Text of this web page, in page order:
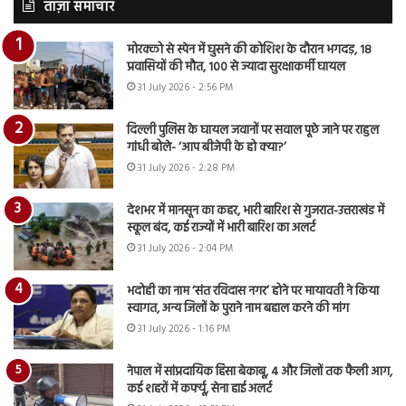
ताज़ा समाचार
मोरक्को से स्पेन में घुसने की कोशिश के दौरान भगदड़, 18
प्रवासियों की मौत, 100 से ज्यादा सुरक्षाकर्मी घायल
31 July 2026 - 2:56 PM
दिल्ली पुलिस के घायल जवानों पर सवाल पूछे जाने पर राहुल
गांधी बोले- ‘आप बीजेपी के हो क्या?’
31 July 2026 - 2:28 PM
देशभर में मानसून का कहर, भारी बारिश से गुजरात-उत्तराखंड में
स्कूल बंद, कई राज्यों में भारी बारिश का अलर्ट
31 July 2026 - 2:04 PM
भदोही का नाम ‘संत रविदास नगर’ होने पर मायावती ने किया
स्वागत, अन्य जिलों के पुराने नाम बहाल करने की मांग
31 July 2026 - 1:16 PM
नेपाल में सांप्रदायिक हिंसा बेकाबू, 4 और जिलों तक फैली आग,
कई शहरों में कर्फ्यू, सेना हाई अलर्ट